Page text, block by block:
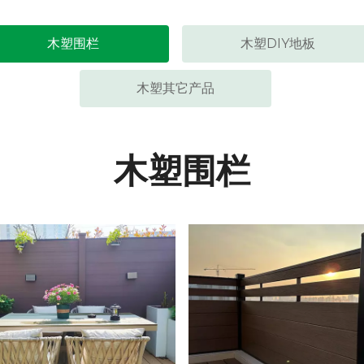
木塑围栏 木塑DIY地板
木塑其它产品
木塑围栏